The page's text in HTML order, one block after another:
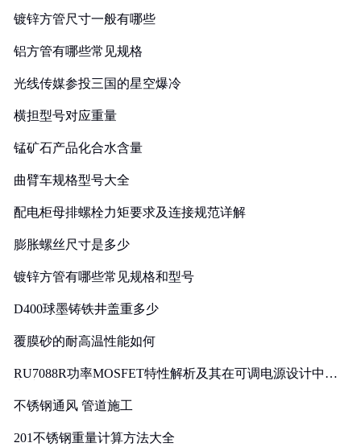
镀锌方管尺寸一般有哪些
铝方管有哪些常见规格
光线传媒参投三国的星空爆冷
横担型号对应重量
锰矿石产品化合水含量
曲臂车规格型号大全
配电柜母排螺栓力矩要求及连接规范详解
膨胀螺丝尺寸是多少
镀锌方管有哪些常见规格和型号
D400球墨铸铁井盖重多少
覆膜砂的耐高温性能如何
RU7088R功率MOSFET特性解析及其在可调电源设计中的
不锈钢通风 管道施工
201不锈钢重量计算方法大全